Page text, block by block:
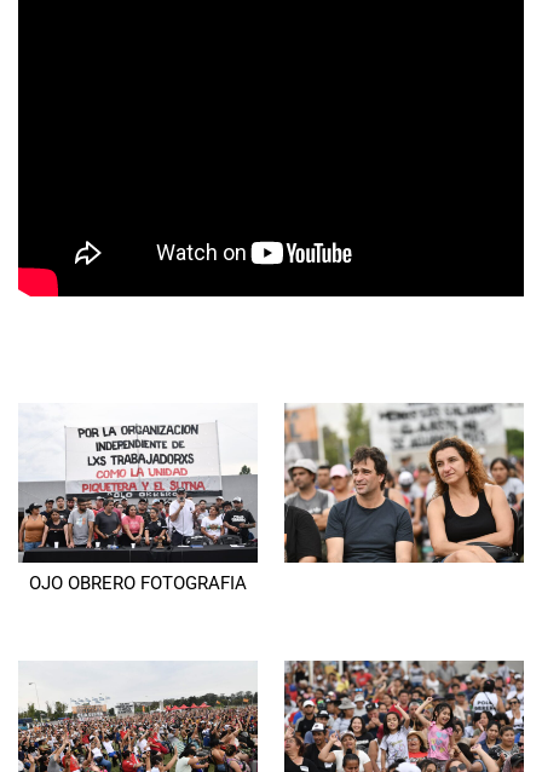
OJO OBRERO FOTOGRAFIA